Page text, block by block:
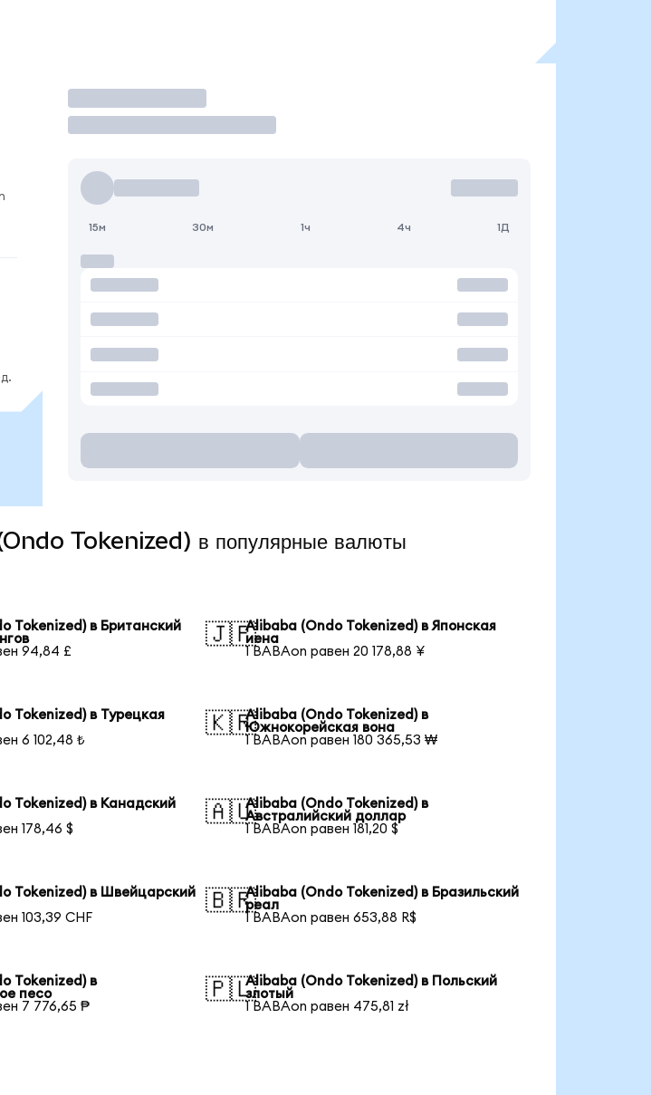
Торговать
15м 30м 1ч 4ч 1Д
(Ondo Tokenized) в популярные валюты
Tokenized) в Британский
94,84 £
🇯🇵Alibaba (Ondo Tokenized) в Японская
иена
1 BABAon равен 20 178,88 ¥
Tokenized) в Турецкая
6 102,48 ₺
🇰🇷Alibaba (Ondo Tokenized) в
Южнокорейская вона
1 BABAon равен 180 365,53 ₩
Tokenized) в Канадский
178,46 $
🇦🇺Alibaba (Ondo Tokenized) в
Австралийский доллар
1 BABAon равен 181,20 $
Tokenized) в Швейцарский
103,39 CHF
🇧🇷Alibaba (Ondo Tokenized) в Бразильский
реал
1 BABAon равен 653,88 R$
Tokenized) в
песо
7 776,65 ₱
🇵🇱Alibaba (Ondo Tokenized) в Польский
злотый
1 BABAon равен 475,81 zł